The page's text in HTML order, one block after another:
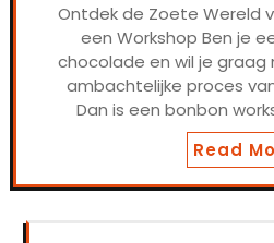
Ontdek de Zoete Wereld
een Workshop Ben je
chocolade en wil je graag
ambachtelijke proces
Dan is een bonbon
Read